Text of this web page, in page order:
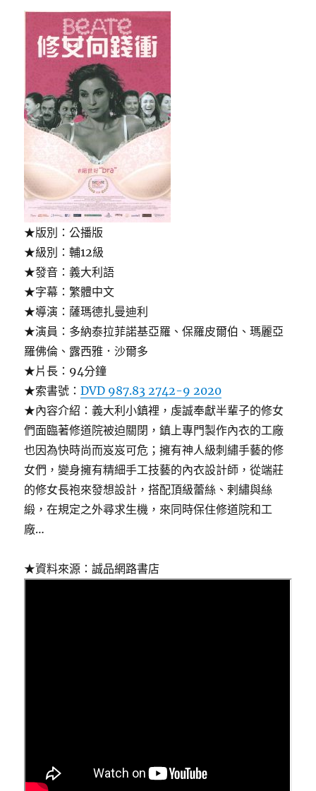
now〉
★版別：公播版
★級別：輔12級
★發音：義大利語
★字幕：繁體中文
★導演：薩瑪德扎曼迪利
★演員：多納泰拉菲諾基亞羅、保羅皮爾伯、瑪麗亞
羅佛倫、露西雅．沙爾多
★片長：94分鐘
★索書號：DVD 987.83 2742-9 2020
★內容介紹：義大利小鎮裡，虔誠奉獻半輩子的修女
們面臨著修道院被迫關閉，鎮上專門製作內衣的工廠
也因為快時尚而岌岌可危；擁有神人級刺繡手藝的修
女們，變身擁有精細手工技藝的內衣設計師，從端莊
的修女長袍來發想設計，搭配頂級蕾絲、剌繡與絲
緞，在規定之外尋求生機，來同時保住修道院和工
廠…
★資料來源：誠品網路書店